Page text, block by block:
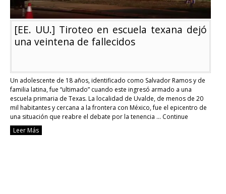
[EE. UU.] Tiroteo en escuela texana dejó
una veintena de fallecidos
Un adolescente de 18 años, identificado como Salvador Ramos y de
familia latina, fue “ultimado” cuando este ingresó armado a una
escuela primaria de Texas. La localidad de Uvalde, de menos de 20
mil habitantes y cercana a la frontera con México, fue el epicentro de
una situación que reabre el debate por la tenencia … Continue
reading
[EE.
Leer Más